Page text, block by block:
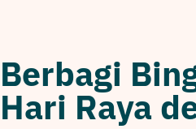
Berbagi
Hari Raya